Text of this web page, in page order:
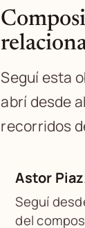
Seguí esta
abrí desde
recorridos
Astor
Seguí
del